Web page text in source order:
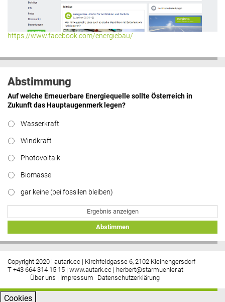
https://www.facebook.com/energiebau/
Abstimmung
Auf welche Erneuerbare Energiequelle sollte Österreich in
Zukunft das Hauptaugenmerk legen?
Wasserkraft
Windkraft
Photovoltaik
Biomasse
gar keine (bei fossilen bleiben)
Ergebnis anzeigen
Abstimmen
Copyright 2020 | autark.cc | Kirchfeldgasse 6, 2102 Kleinengersdorf
T +43 664 314 15 15 | www.autark.cc | herbert@starmuehler.at
Über uns | Impressum Datenschutzerklärung
Cookies